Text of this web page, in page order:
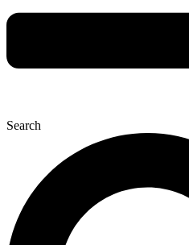
Search